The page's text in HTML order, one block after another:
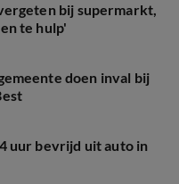
bij supermarkt,
te hulp'
doen inval bij
uur bevrijd uit auto in